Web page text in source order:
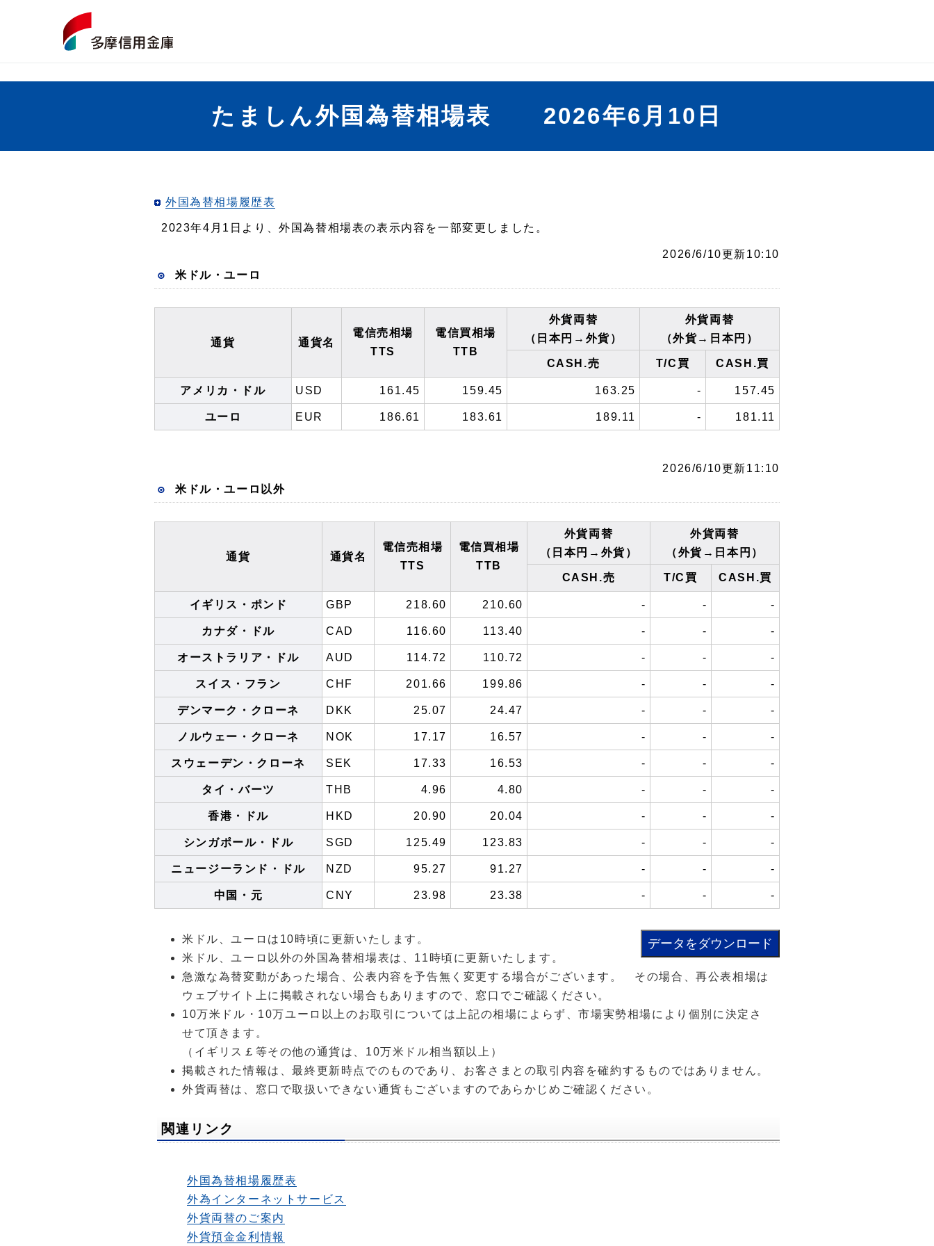
たましん外国為替相場表 2026年6月10日
外国為替相場履歴表
2023年4月1日より、外国為替相場表の表示内容を一部変更しました。
2026/6/10更新10:10
米ドル・ユーロ
通貨 通貨名
電信売相場
TTS
電信買相場
TTB
外貨両替
（日本円→外貨）
外貨両替
（外貨→日本円）
CASH.売 T/C買 CASH.買
アメリカ・ドル USD 161.45 159.45 163.25 - 157.45
ユーロ EUR 186.61 183.61 189.11 - 181.11
2026/6/10更新11:10
米ドル・ユーロ以外
通貨 通貨名
電信売相場
TTS
電信買相場
TTB
外貨両替
（日本円→外貨）
外貨両替
（外貨→日本円）
CASH.売 T/C買 CASH.買
イギリス・ポンド GBP 218.60 210.60 - - -
カナダ・ドル CAD 116.60 113.40 - - -
オーストラリア・ドル AUD 114.72 110.72 - - -
スイス・フラン CHF 201.66 199.86 - - -
デンマーク・クローネ DKK 25.07 24.47 - - -
ノルウェー・クローネ NOK 17.17 16.57 - - -
スウェーデン・クローネ SEK 17.33 16.53 - - -
タイ・バーツ THB 4.96 4.80 - - -
香港・ドル HKD 20.90 20.04 - - -
シンガポール・ドル SGD 125.49 123.83 - - -
ニュージーランド・ドル NZD 95.27 91.27 - - -
中国・元 CNY 23.98 23.38 - - -
米ドル、ユーロは10時頃に更新いたします。
米ドル、ユーロ以外の外国為替相場表は、11時頃に更新いたします。
急激な為替変動があった場合、公表内容を予告無く変更する場合がございます。 その場合、再公表相場は
ウェブサイト上に掲載されない場合もありますので、窓口でご確認ください。
10万米ドル・10万ユーロ以上のお取引については上記の相場によらず、市場実勢相場により個別に決定さ
せて頂きます。
（イギリス￡等その他の通貨は、10万米ドル相当額以上）
掲載された情報は、最終更新時点でのものであり、お客さまとの取引内容を確約するものではありません。
外貨両替は、窓口で取扱いできない通貨もございますのであらかじめご確認ください。
関連リンク
外国為替相場履歴表
外為インターネットサービス
外貨両替のご案内
外貨預金金利情報